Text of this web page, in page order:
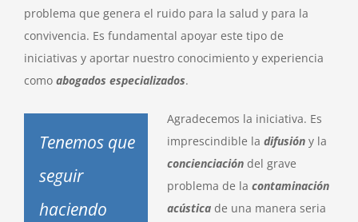
problema que genera el ruido para la salud y para la
convivencia. Es fundamental apoyar este tipo de
iniciativas y aportar nuestro conocimiento y experiencia
como abogados especializados.
Tenemos que
seguir
haciendo
Agradecemos la iniciativa. Es
imprescindible ladifusión y la
concienciación del grave
problema de lacontaminación
acústica de una manera seria